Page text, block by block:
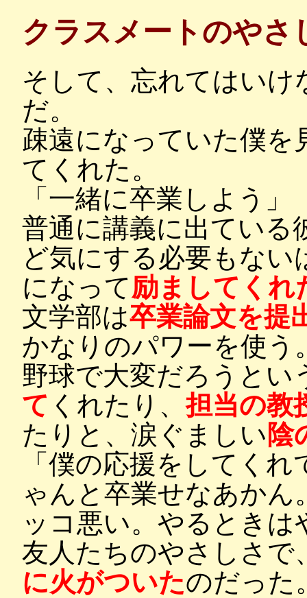
クラスメートのやさ
そして、忘れてはいけ
だ。
疎遠になっていた僕を
てくれた。
「一緒に卒業しよう」
普通に講義に出ている
ど気にする必要もな
になって励ましてくれ
文学部は卒業論文を提
かなりのパワーを使う
野球で大変だろうとい
て くれたり、担当の教
たりと、涙ぐましい 陰
「僕の応援をしてく
ゃんと卒業せなあか
ッコ悪い。やるときは
友人たちのやさしさで
に火がついたのだった